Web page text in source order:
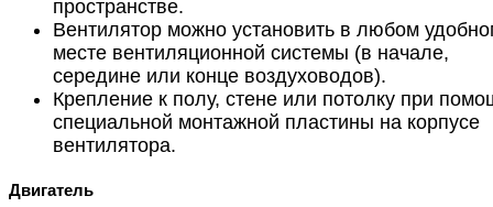
пространстве.
Вентилятор можно установить в любом
месте вентиляционной системы (в начале,
середине или конце воздуховодов).
Крепление к полу, стене или потолку при
специальной монтажной пластины на корпусе
вентилятора.
Двигатель